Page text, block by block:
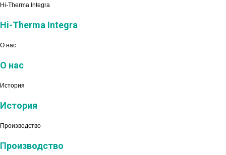
Hi-Therma Integra
Hi-Therma Integra
О нас
О нас
История
История
Производство
Производство